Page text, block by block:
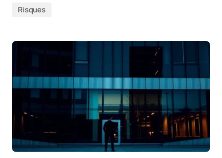
Risques